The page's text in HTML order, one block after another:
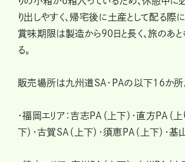
り出しやすく、帰宅後に土産として配る際
賞味期限は製造から90日と長く、旅のあと
る。
販売場所は九州道SA・PAの以下16か所
・福岡エリア：吉志PA（上下）・直方PA（上
下）・古賀SA（上下）・須恵PA（上下）・基